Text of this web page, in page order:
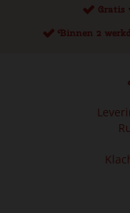
Gratis
Binnen 2